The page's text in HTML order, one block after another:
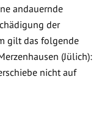
andauernde
der
gilt das folgende
(Jülich):
nicht auf